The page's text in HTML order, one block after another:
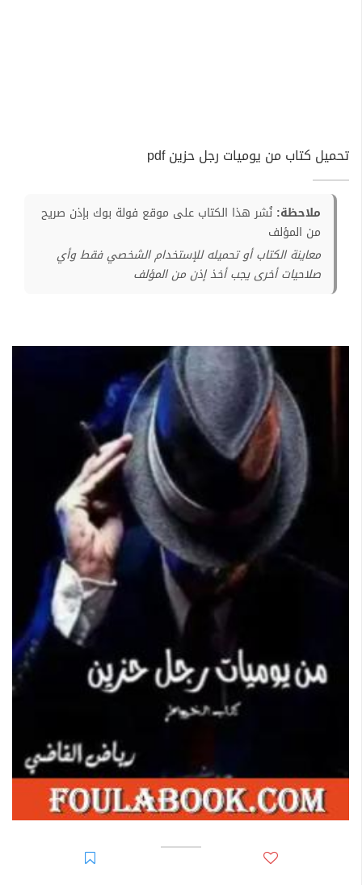
تحميل كتاب من يوميات رجل حزين pdf
ملاحظة: نُشر هذا الكتاب على موقع فولة بوك بإذن صريح
من المؤلف
معاينة الكتاب أو تحميله للإستخدام الشخصي فقط وأي
صلاحيات أخرى يجب أخذ إذن من المؤلف